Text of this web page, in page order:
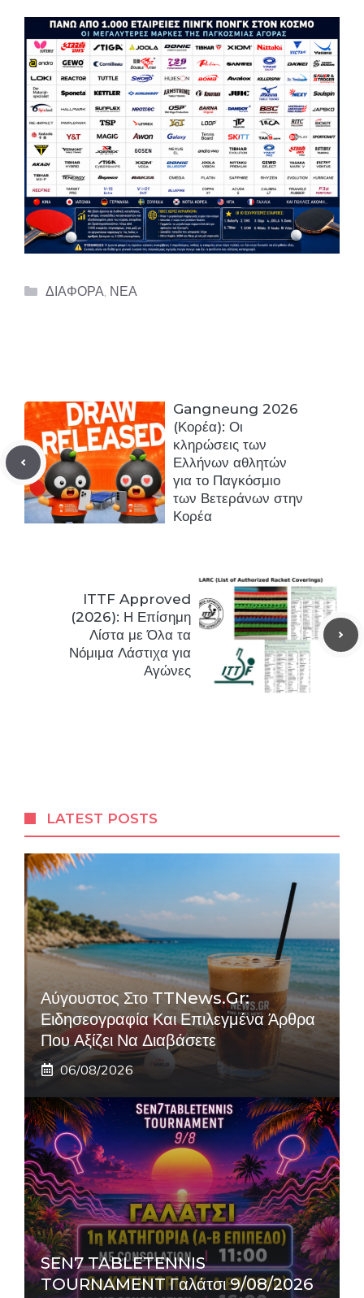
Categories
ΔΙΑΦΟΡΑ ΝΕΑ
Gangneung 2026
(Κορέα): Οι
κληρώσεις των
Ελλήνων αθλητών
για το Παγκόσμιο
των Βετεράνων στην
Κορέα
ITTF Approved
(2026): Η Επίσημη
Λίστα με Όλα τα
Νόμιμα Λάστιχα για
Αγώνες
LATEST POSTS
Αύγουστος Στο TTNews.gr:
Ειδησεογραφία Και Επιλεγμένα Άρθρα
Που Αξίζει Να Διαβάσετε
06/08/2026
SEN7 TABLETENNIS
TOURNAMENT Γαλάτσι 9/08/2026